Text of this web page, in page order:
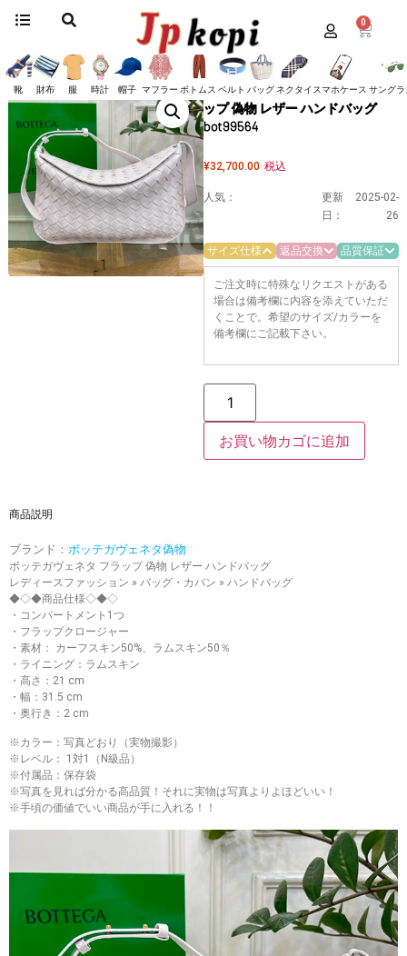
0
靴 財布 服 時計 帽子 マフラー ボトムス ベルト バッグネクタイ スマホケース サング
ホーム バッグ ボッテガヴェネタ/ショルダーバッグ
/ 《大人気》ボッテガヴ
ェネタ フラップ 偽物 レザー ハンドバッグ bot99564
《大人気》ボッテガヴェネタ フラ
ップ 偽物 レザー ハンドバッグ
bot99564
¥32,700.00 税込
人気：
更新
日：
2025-02-
26
サイズ仕様 返品交換 品質保証
ご注文時に特殊なリクエストがある
場合は備考欄に内容を添えていただ
くことで。希望のサイズ/カラーを
備考欄にご記載下さい。
お買い物カゴに追加
商品説明
ブランド： ボッテガヴェネタ偽物
ボッテガヴェネタ フラップ 偽物 レザー ハンドバッグ
レディースファッション » バッグ・カバン » ハンドバッグ
◆◇◆商品仕様◇◆◇
・コンパートメント1つ
・フラップクロージャー
・素材： カーフスキン50%、ラムスキン50％
・ライニング：ラムスキン
・高さ：21 cm
・幅：31.5 cm
・奥行き：2 cm
※カラー：写真どおり（実物撮影）
※レベル： 1対1（N級品）
※付属品：保存袋
※写真を見れば分かる高品質！それに実物は写真よりよほどいい！
※手頃の価値でいい商品が手に入れる！！